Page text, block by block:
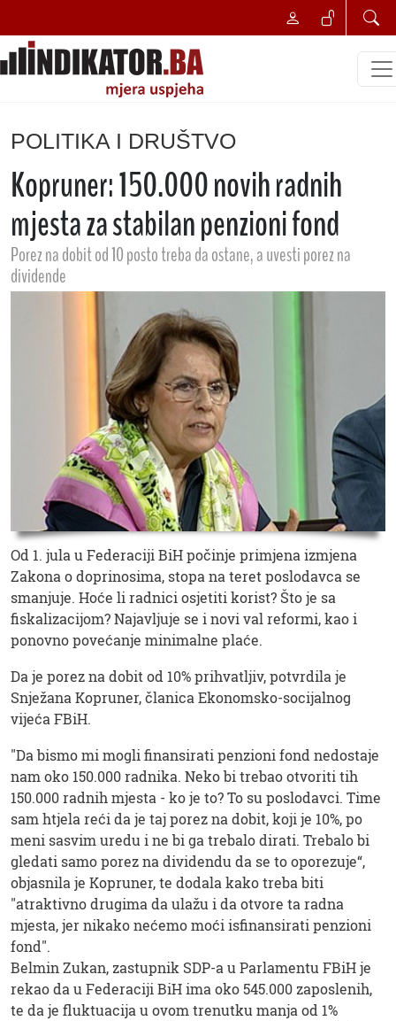
POLITIKA I DRUŠTVO
Kopruner: 150.000 novih radnih
mjesta za stabilan penzioni fond
Porez na dobit od 10 posto treba da ostane, a uvesti porez na
dividende
Od 1. jula u Federaciji BiH počinje primjena izmjena
Zakona o doprinosima, stopa na teret poslodavca se
smanjuje. Hoće li radnici osjetiti korist? Što je sa
fiskalizacijom? Najavljuje se i novi val reformi, kao i
ponovno povećanje minimalne plaće.
Da je porez na dobit od 10% prihvatljiv, potvrdila je
Snježana Kopruner, članica Ekonomsko-socijalnog
vijeća FBiH.
"Da bismo mi mogli finansirati penzioni fond nedostaje
nam oko 150.000 radnika. Neko bi trebao otvoriti tih
150.000 radnih mjesta - ko je to? To su poslodavci. Time
sam htjela reći da je taj porez na dobit, koji je 10%, po
meni sasvim uredu i ne bi ga trebalo dirati. Trebalo bi
gledati samo porez na dividendu da se to oporezuje“,
objasnila je Kopruner, te dodala kako treba biti
"atraktivno drugima da ulažu i da otvore ta radna
mjesta, jer nikako nećemo moći isfinansirati penzioni
fond".
Belmin Zukan, zastupnik SDP-a u Parlamentu FBiH je
rekao da u Federaciji BiH ima oko 545.000 zaposlenih,
te da je fluktuacija u ovom trenutku manja od 1%